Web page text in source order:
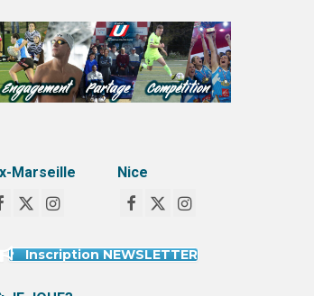
Marseille Nice
Inscription NEWSLETTER